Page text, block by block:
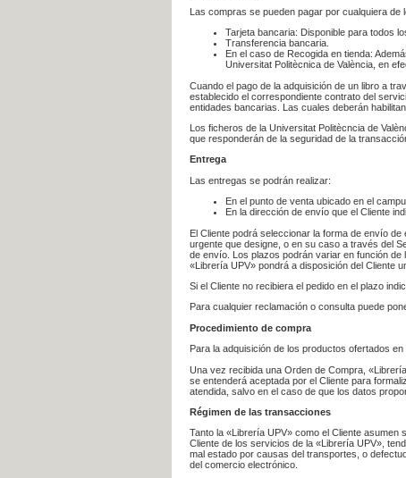
Las compras se pueden pagar por cualquiera de
Tarjeta bancaria: Disponible para todos
Transferencia bancaria.
En el caso de Recogida en tienda:
Universitat Politècnica de València, en
Cuando el pago de la adquisición de un libro a
establecido el correspondiente contrato del
entidades bancarias. Las cuales deberán
Los ficheros de la Universitat Politècncia de
que responderán de la seguridad de la
Entrega
Las entregas se podrán realizar:
En el punto de venta ubicado en el
En la dirección de envío que el Cliente
El Cliente podrá seleccionar la forma de envío
urgente que designe, o en su caso a través del
de envío. Los plazos podrán variar en función
«Librería UPV» pondrá a disposición del Cliente
Si el Cliente no recibiera el pedido en el plazo
Para cualquier reclamación o consulta puede
Procedimiento de compra
Para la adquisición de los productos ofertados
Una vez recibida una Orden de Compra,
se entenderá aceptada por el Cliente para
atendida, salvo en el caso de que los datos
Régimen de las transacciones
Tanto la «Librería UPV» como el Cliente
Cliente de los servicios de la «Librería UPV»,
mal estado por causas del transportes, o
del comercio electrónico.